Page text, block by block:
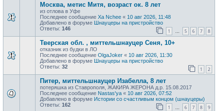
Москва, метис Митя, возраст ок. 8 лет
из отлова в Уфе
Последнее сообщение Xa Nchee « 10 авг 2026, 11:48
Добавлено в форуме Шнауцеры на пристройство
Ответы: 146 1 5 6 7 8
Тверская обл. , миттельшнауцер Сеня, 10+
отказник из будки в ЛО
Последнее сообщение OlgaJoker « 10 авг 2026, 11:30
Добавлено в форуме Шнауцеры на пристройство
Ответы: 32 1 2
Питер, миттельшнауцер Изабелла, 8 лет
потеряшка из Ставрополя, ЖАКИРА ЖЕРОНА д.р. 15.08.2017
Последнее сообщение Nastas'ya « 10 авг 2026, 07:52
Добавлено в форуме Истории со счастливым концом (шнауцеры)
Ответы: 162 1 6 7 8 9